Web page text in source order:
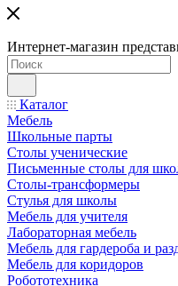
Интернет-магазин
Каталог
Мебель
Школьные парты
Столы ученические
Письменные столы для
Столы-трансформеры
Стулья для школы
Мебель для учителя
Лабораторная мебель
Мебель для гардероба и
Мебель для коридоров
Робототехника